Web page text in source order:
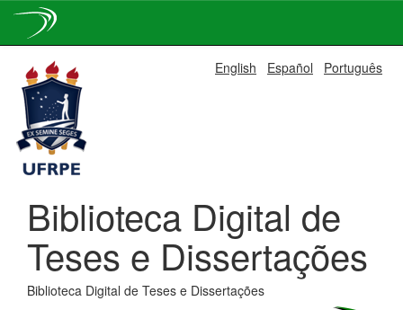
navigation
English Español Português
Biblioteca Digital de
Teses e Dissertações
Biblioteca Digital de Teses e Dissertações